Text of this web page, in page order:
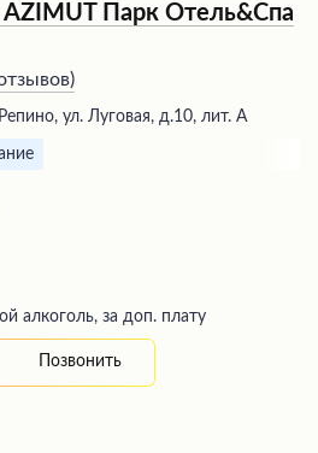
Парк Отель&Спа
)
ул. Луговая, д.10, лит. А
алкоголь, за доп. плату
Позвонить